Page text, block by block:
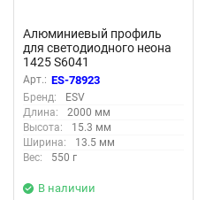
Алюминиевый профиль
для светодиодного неона
1425 S6041
Арт.: ES-78923
Бренд:
ESV
Длина:
2000 мм
Высота:
15.3 мм
Ширина:
13.5 мм
Вес:
550 г
В наличии